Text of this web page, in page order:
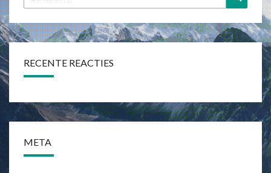
naar:
RECENTE REACTIES
META